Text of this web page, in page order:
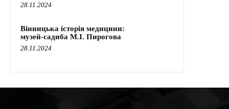
28.11.2024
Вінницька історія медицини:
музей-садиба М.І. Пирогова
28.11.2024